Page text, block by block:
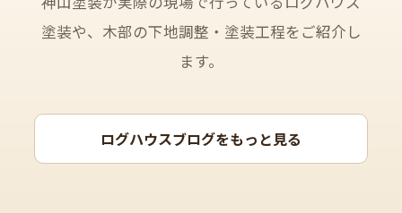
塗装や、木部の下地調整・塗装工程をご紹介し
ます。
ログハウスブログをもっと見る